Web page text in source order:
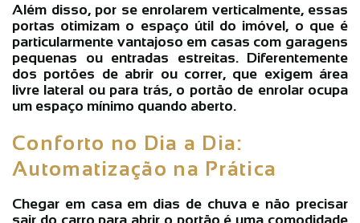
Além disso, por se enrolarem verticalmente, essas
portas otimizam o espaço útil do imóvel, o que é
particularmente vantajoso em casas com garagens
pequenas ou entradas estreitas. Diferentemente
dos portões de abrir ou correr, que exigem área
livre lateral ou para trás, o portão de enrolarocupa
um espaço mínimo quando aberto.
Conforto no Dia a Dia:
Automatização na Prática
Chegar em casa em dias de chuva e não precisar
sair do carro para abrir o portão é uma comodidade